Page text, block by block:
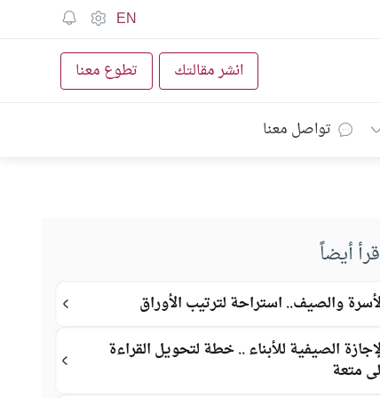
EN
انشر مقالتك تطوع معنا
تواصل معنا
أيضاً
والصيف.. استراحة لترتيب الأوراق
الصيفية للأبناء .. خطة لتحويل القراءة
متعة